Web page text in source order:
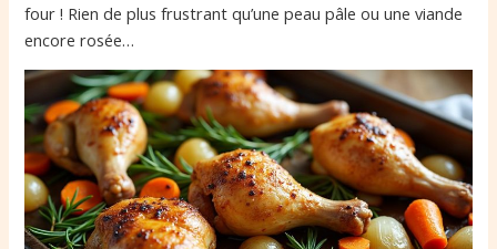
four ! Rien de plus frustrant qu’une peau pâle ou une viande
encore rosée…